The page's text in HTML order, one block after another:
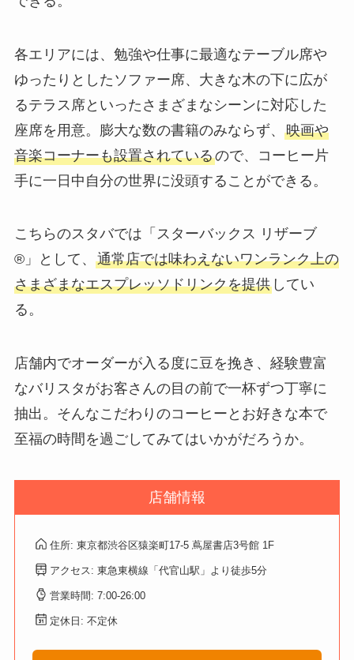
各エリアには、勉強や仕事に最適なテーブル席や
ゆったりとした ソファー席、大きな木の下に広が
るテラス席といったさまざまなシーンに対応した
座席を用意。膨大な数の書籍のみならず、 映画や
音楽コーナーも設置されているので、コーヒー片
手に一日中自分の世界に没頭することができる。
こちらのスタバでは「スターバックス リザーブ
®」として、 通常店では味わえないワンランク上の
さまざまなエスプレッソドリンクを提供してい
る。
店舗内でオーダーが入る度に豆を挽き、経験豊富
なバリスタがお客さんの目の前で一杯ずつ丁寧に
抽出。そんなこだわりのコーヒーとお好きな本で
至福の時間を過ごしてみてはいかがだろうか。
店舗情報
住所: 東京都渋谷区猿楽町17-5 蔦屋書店3号館 1F
アクセス: 東急東横線「代官山駅」より徒歩5分
営業時間: 7:00-26:00
定休日: 不定休